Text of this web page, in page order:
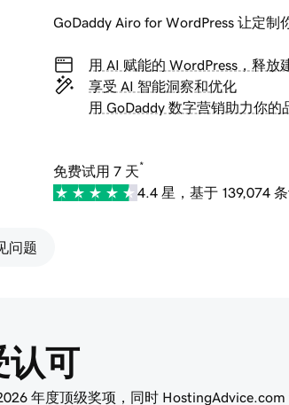
GoDaddy Airo for WordPress 让定制
用 AI 赋能的 WordPress，释放
享受 AI 智能洞察和优化
用 GoDaddy 数字营销助力你的
免费试用 7 天*
4.4 星，基于 139,074
问题
认可
年度顶级奖项，同时